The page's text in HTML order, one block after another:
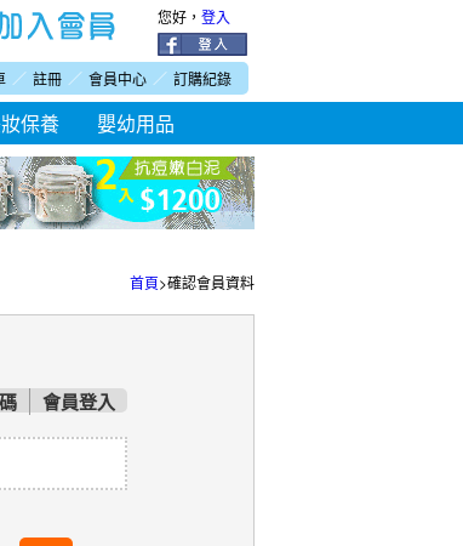
您好， 登入
／ 註冊 ／ 會員中心 ／ 訂購紀錄
保養 嬰幼用品
首頁>確認會員資料
會員登入